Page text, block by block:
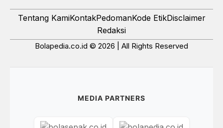
Tentang KamiKontakPedomanKode EtikDisclaimer
Redaksi
Bolapedia.co.id © 2026 | All Rights Reserved
MEDIA PARTNERS